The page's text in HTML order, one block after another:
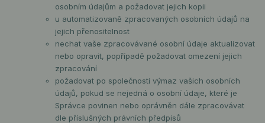
osobním údajům a požadovat jejich kopii
u automatizovaně zpracovaných osobních údajů na
jejich přenositelnost
nechat vaše zpracovávané osobní údaje aktualizovat
nebo opravit, popřípadě požadovat omezení jejich
zpracování
požadovat po společnosti výmaz vašich osobních
údajů, pokud se nejedná o osobní údaje, které je
Správce povinen nebo oprávněn dále zpracovávat
dle příslušných právních předpisů